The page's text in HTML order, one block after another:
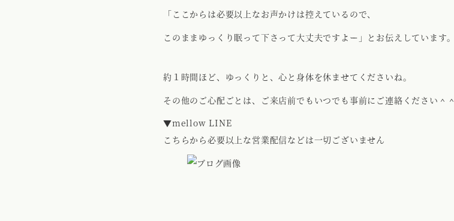
「ここからは必要以上なお声かけは控えているので、
このままゆっくり眠って下さって大丈夫ですよー」とお伝えしています。
約１時間ほど、ゆっくりと、心と身体を休ませてくださいね。
その他のご心配ごとは、ご来店前でもいつでも事前にご連絡ください＾＾
▼mellow LINE
こちらから必要以上な営業配信などは一切ございません